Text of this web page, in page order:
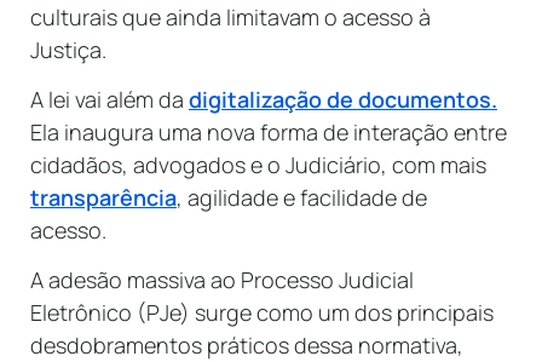
culturais que ainda limitavam o acesso à
Justiça.
A lei vai além da digitalização de documentos.
Ela inaugura uma nova forma de interação entre
cidadãos, advogados e o Judiciário, com mais
transparência, agilidade e facilidade de
acesso.
A adesão massiva ao Processo Judicial
Eletrônico (PJe) surge como um dos principais
desdobramentos práticos dessa normativa,